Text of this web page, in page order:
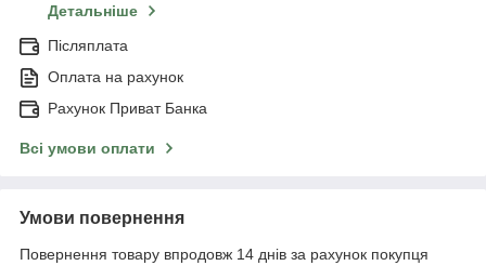
Детальніше
Післяплата
Оплата на рахунок
Рахунок Приват Банка
Всі умови оплати
Умови повернення
Повернення товару впродовж 14 днів за рахунок покупця